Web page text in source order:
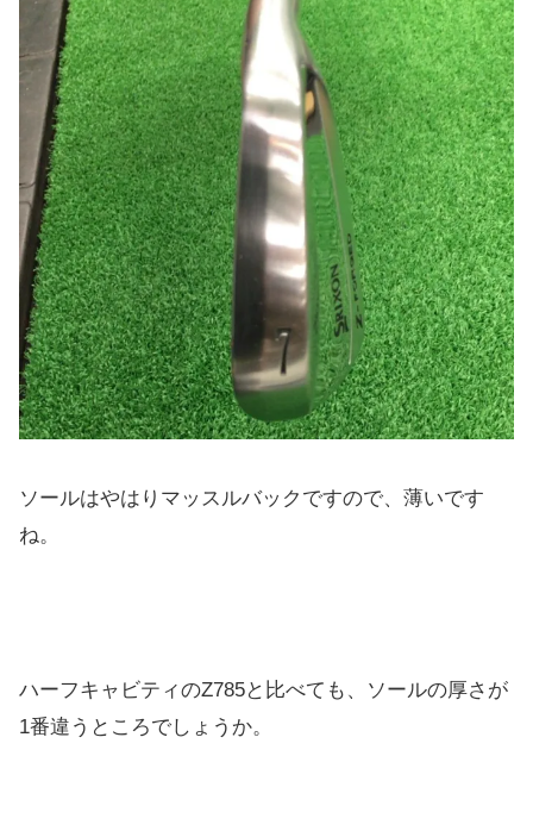
ソールはやはりマッスルバックですので、薄いです
ね。
ハーフキャビティのZ785と比べても、ソールの厚さが
1番違うところでしょうか。